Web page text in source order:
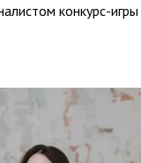
конкурс-игры